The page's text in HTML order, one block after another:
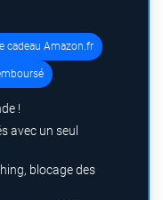
cadeau Amazon.fr
!
avec un seul
blocage des